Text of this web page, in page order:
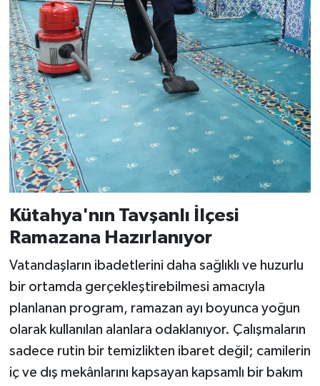
Kütahya'nın Tavşanlı İlçesi
Ramazana Hazırlanıyor
Vatandaşların ibadetlerini daha sağlıklı ve huzurlu
bir ortamda gerçekleştirebilmesi amacıyla
planlanan program, ramazan ayı boyunca yoğun
olarak kullanılan alanlara odaklanıyor. Çalışmaların
sadece rutin bir temizlikten ibaret değil; camilerin
iç ve dış mekânlarını kapsayan kapsamlı bir bakım